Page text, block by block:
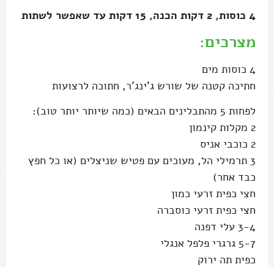
4 כוסות, 2 דקות הכנה, 15 דקות עד שאפשר לשתות
מצרכים:
4 כוסות מים
חתיכה קטנה של שורש ג'ינג'ר, חתוכה לרצועות
לפחות 5 מהתבלינים הבאים (כמה שיותר יותר טוב):
2 מקלות קינמון
2 כוכבי אניס
3 תרמילי הל, מעוכים עם פטיש שניצלים (או כל חפץ
כבד אחר)
חצי כפית זרעי כמון
חצי כפית זרעי כוסברה
3-4 עלי דפנה
5-7 גרגרי פלפל אנגלי
כפית תה ירוק